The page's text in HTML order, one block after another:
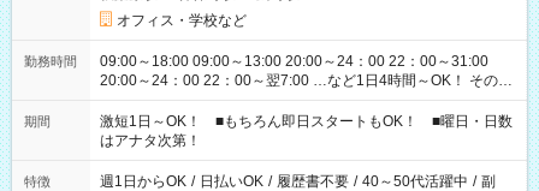
オフィス・学校など
勤務時間
09:00～18:00 09:00～13:00 20:00～24：00 22：00～31:00
20:00～24：00 22：00～翌7:00 …など1日4時間～OK！ その他
シフトもございます！ お気軽にご相談ください！
期間
激短1日～OK！ ■もちろん即日スタートもOK！ ■曜日・日数
はアナタ次第！
特徴 週1日からOK / 日払いOK / 履歴書不要 / 40～50代活躍中 / 副